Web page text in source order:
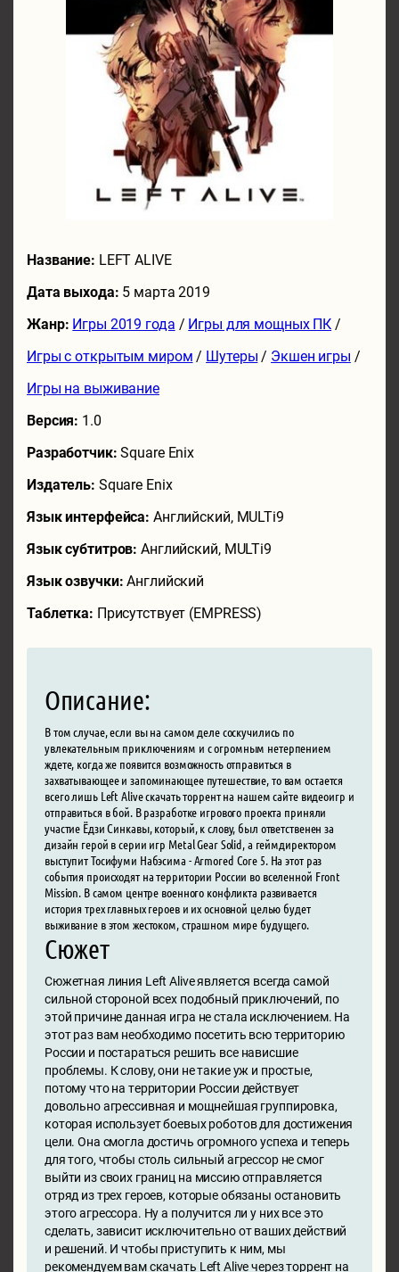
Название: LEFT ALIVE
Дата выхода: 5 марта 2019
Жанр: Игры 2019 года / Игры для мощных ПК /
Игры с открытым миром / Шутеры / Экшен игры /
Игры на выживание
Версия: 1.0
Разработчик:Square Enix
Издатель: Square Enix
Язык интерфейса: Английский, MULTi9
Язык субтитров:Английский, MULTi9
Язык озвучки:Английский
Таблетка: Присутствует (EMPRESS)
Описание:
В том случае, если вы на самом деле соскучились по
увлекательным приключениям и с огромным нетерпением
ждете, когда же появится возможность отправиться в
захватывающее и запоминающее путешествие, то вам остается
всего лишь Left Alive скачать торрент на нашем сайте видеоигр и
отправиться в бой. В разработке игрового проекта приняли
участие Ёдзи Синкавы, который, к слову, был ответственен за
дизайн герой в серии игр Metal Gear Solid, а геймдиректором
выступит Тосифуми Набэсима - Armored Core 5. На этот раз
события происходят на территории России во вселенной Front
Mission. В самом центре военного конфликта развивается
история трех главных героев и их основной целью будет
выживание в этом жестоком, страшном мире будущего.
Сюжет
Сюжетная линия Left Alive является всегда самой
сильной стороной всех подобный приключений, по
этой причине данная игра не стала исключением. На
этот раз вам необходимо посетить всю территорию
России и постараться решить все нависшие
проблемы. К слову, они не такие уж и простые,
потому что на территории России действует
довольно агрессивная и мощнейшая группировка,
которая использует боевых роботов для достижения
цели. Она смогла достичь огромного успеха и теперь
для того, чтобы столь сильный агрессор не смог
выйти из своих границ на миссию отправляется
отряд из трех героев, которые обязаны остановить
этого агрессора. Ну а получится ли у них все это
сделать, зависит исключительно от ваших действий
и решений. И чтобы приступить к ним, мы
рекомендуем вам скачать Left Alive через торрент на